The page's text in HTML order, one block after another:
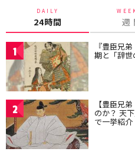
DAILY
24時間 週
1 『豊臣兄
期と「辞
2 【豊臣兄
のか？ 天
で一挙紹介